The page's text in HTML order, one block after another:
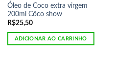
Óleo de Coco extra virgem
200ml Côco show
R$25,50
ADICIONAR AO CARRINHO